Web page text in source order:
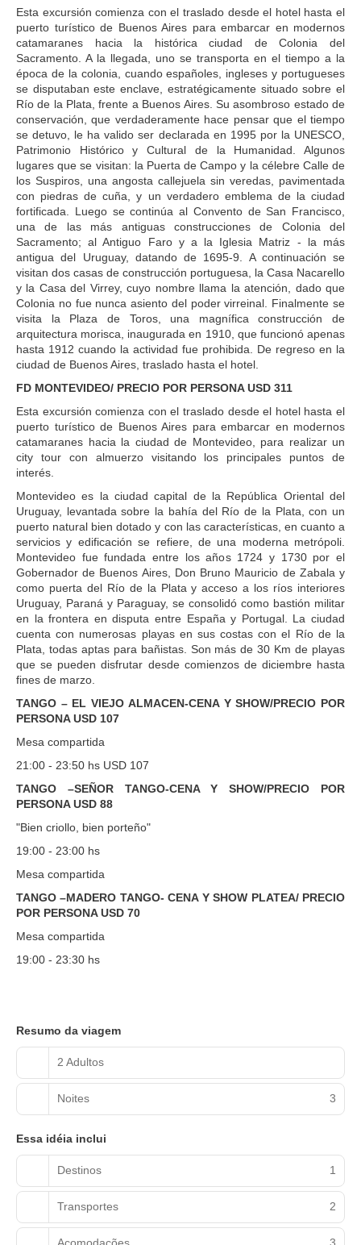
Esta excursión comienza con el traslado desde el hotel hasta el
puerto turístico de Buenos Aires para embarcar en modernos
catamaranes hacia la histórica ciudad de Colonia del
Sacramento. A la llegada, uno se transporta en el tiempo a la
época de la colonia, cuando españoles, ingleses y portugueses
se disputaban este enclave, estratégicamente situado sobre el
Río de la Plata, frente a Buenos Aires. Su asombroso estado de
conservación, que verdaderamente hace pensar que el tiempo
se detuvo, le ha valido ser declarada en 1995 por la UNESCO,
Patrimonio Histórico y Cultural de la Humanidad. Algunos
lugares que se visitan: la Puerta de Campo y la célebre Calle de
los Suspiros, una angosta callejuela sin veredas, pavimentada
con piedras de cuña, y un verdadero emblema de la ciudad
fortificada. Luego se continúa al Convento de San Francisco,
una de las más antiguas construcciones de Colonia del
Sacramento; al Antiguo Faro y a la Iglesia Matriz - la más
antigua del Uruguay, datando de 1695-9. A continuación se
visitan dos casas de construcción portuguesa, la Casa Nacarello
y la Casa del Virrey, cuyo nombre llama la atención, dado que
Colonia no fue nunca asiento del poder virreinal. Finalmente se
visita la Plaza de Toros, una magnífica construcción de
arquitectura morisca, inaugurada en 1910, que funcionó apenas
hasta 1912 cuando la actividad fue prohibida. De regreso en la
ciudad de Buenos Aires, traslado hasta el hotel.
FD MONTEVIDEO/ PRECIO POR PERSONA USD 311
Esta excursión comienza con el traslado desde el hotel hasta el
puerto turístico de Buenos Aires para embarcar en modernos
catamaranes hacia la ciudad de Montevideo, para realizar un
city tour con almuerzo visitando los principales puntos de
interés.
Montevideo es la ciudad capital de la República Oriental del
Uruguay, levantada sobre la bahía del Río de la Plata, con un
puerto natural bien dotado y con las características, en cuanto a
servicios y edificación se refiere, de una moderna metrópoli.
Montevideo fue fundada entre los años 1724 y 1730 por el
Gobernador de Buenos Aires, Don Bruno Mauricio de Zabala y
como puerta del Río de la Plata y acceso a los ríos interiores
Uruguay, Paraná y Paraguay, se consolidó como bastión militar
en la frontera en disputa entre España y Portugal. La ciudad
cuenta con numerosas playas en sus costas con el Río de la
Plata, todas aptas para bañistas. Son más de 30 Km de playas
que se pueden disfrutar desde comienzos de diciembre hasta
fines de marzo.
TANGO – EL VIEJO ALMACEN-CENA Y SHOW/PRECIO POR
PERSONA USD 107
Mesa compartida
21:00 - 23:50 hs USD 107
TANGO –SEÑOR TANGO-CENA Y SHOW/PRECIO POR
PERSONA USD 88
"Bien criollo, bien porteño"
19:00 - 23:00 hs
Mesa compartida
TANGO –MADERO TANGO- CENA Y SHOW PLATEA/ PRECIO
POR PERSONA USD 70
Mesa compartida
19:00 - 23:30 hs
Resumo da viagem
2 Adultos
Noites 3
Essa idéia inclui
Destinos 1
Transportes 2